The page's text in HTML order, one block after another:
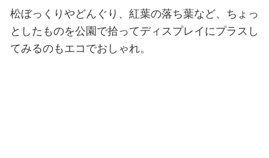
松ぼっくりやどんぐり、紅葉の落ち葉など、ちょっ
としたものを公園で拾ってディスプレイにプラスし
てみるのもエコでおしゃれ。